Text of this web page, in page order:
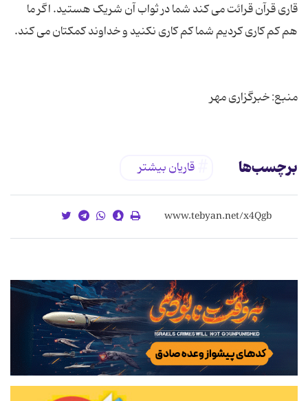
قاری قرآن قرائت می کند شما در ثواب آن شریک هستید. اگر ما
منبع: خبرگزاری مهر
برچسب‌ها قاریان بیشتر